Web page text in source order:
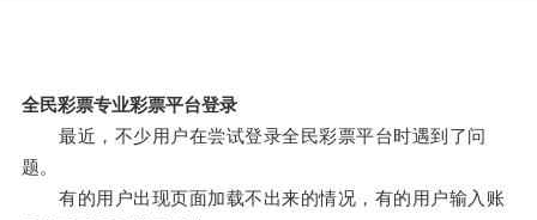
全民彩票专业彩票平台登录
最近，不少用户在尝试登录全民彩票平台时遇到了问
题。
有的用户出现页面加载不出来的情况，有的用户输入账